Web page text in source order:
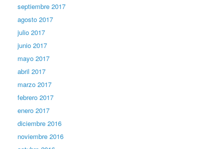
septiembre 2017
agosto 2017
julio 2017
junio 2017
mayo 2017
abril 2017
marzo 2017
febrero 2017
enero 2017
diciembre 2016
noviembre 2016